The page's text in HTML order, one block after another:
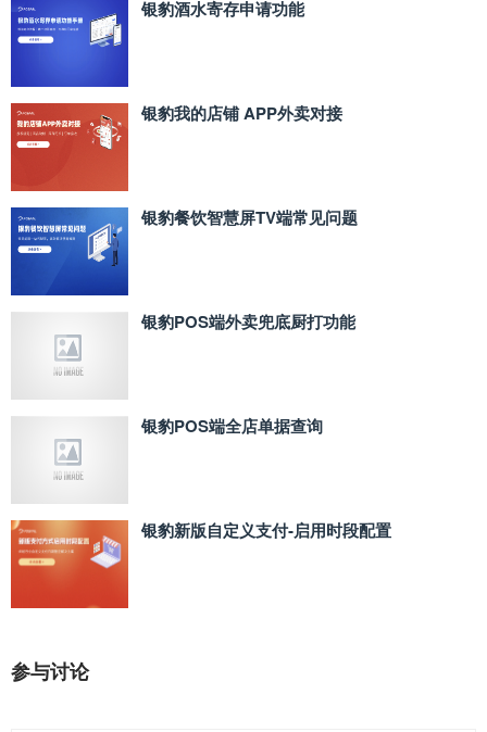
银豹酒水寄存申请功能
银豹我的店铺 APP外卖对接
银豹餐饮智慧屏TV端常见问题
银豹POS端外卖兜底厨打功能
银豹POS端全店单据查询
银豹新版自定义支付‑启用时段配置
参与讨论